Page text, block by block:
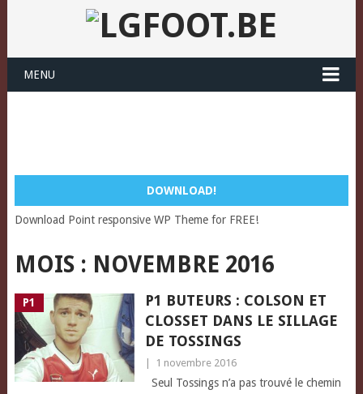
MENU
DOWNLOAD!
Download Point responsive WP Theme for FREE!
MOIS : NOVEMBRE 2016
P1
P1 BUTEURS : COLSON ET
CLOSSET DANS LE SILLAGE
DE TOSSINGS
1 novembre 2016
Seul Tossings n’a pas trouvé le chemin